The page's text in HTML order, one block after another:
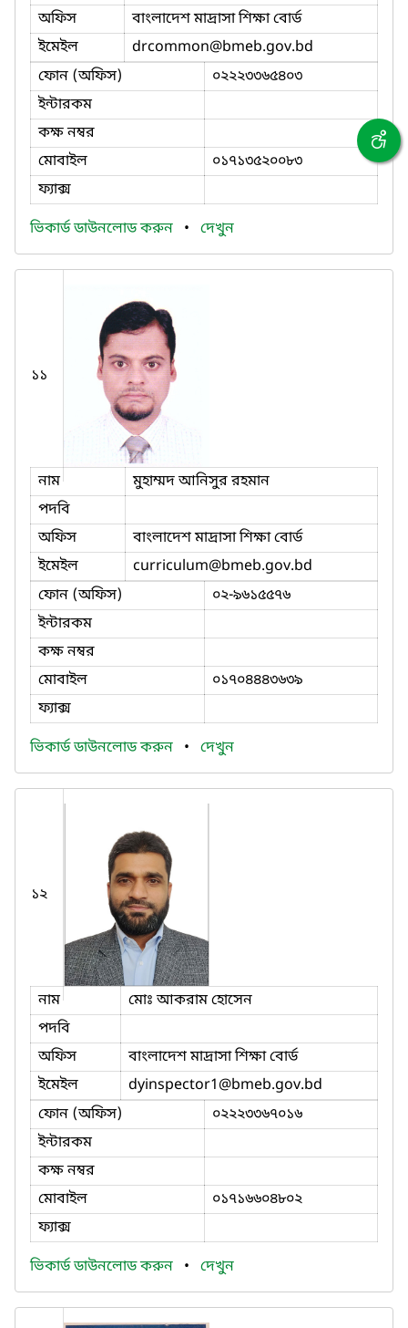
অফিস
বাংলাদেশ মাদ্রাসা শিক্ষা বোর্ড
ইমেইল
drcommon@bmeb.gov.bd
ফোন (অফিস)
০২২২৩৩৬৫৪০৩
ইন্টারকম
কক্ষ নম্বর
মোবাইল
০১৭১৩৫২০০৮৩
ফ্যাক্স
ভিকার্ড ডাউনলোড করুন • দেখুন
১১
নাম
মুহাম্মদ আনিসুর রহমান
পদবি
অফিস
বাংলাদেশ মাদ্রাসা শিক্ষা বোর্ড
ইমেইল
curriculum@bmeb.gov.bd
ফোন (অফিস)
০২-৯৬১৫৫৭৬
ইন্টারকম
কক্ষ নম্বর
মোবাইল
০১৭০৪৪৪৩৬৩৯
ফ্যাক্স
ভিকার্ড ডাউনলোড করুন • দেখুন
১২
নাম
মোঃ আকরাম হোসেন
পদবি
অফিস
বাংলাদেশ মাদ্রাসা শিক্ষা বোর্ড
ইমেইল
dyinspector1@bmeb.gov.bd
ফোন (অফিস)
০২২২৩৩৬৭০১৬
ইন্টারকম
কক্ষ নম্বর
মোবাইল
০১৭১৬৬০৪৮০২
ফ্যাক্স
ভিকার্ড ডাউনলোড করুন • দেখুন